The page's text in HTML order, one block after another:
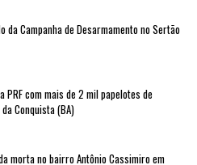
da Campanha de Desarmamento no Sertão
PRF com mais de 2 mil papelotes de
Conquista (BA)
morta no bairro Antônio Cassimiro em